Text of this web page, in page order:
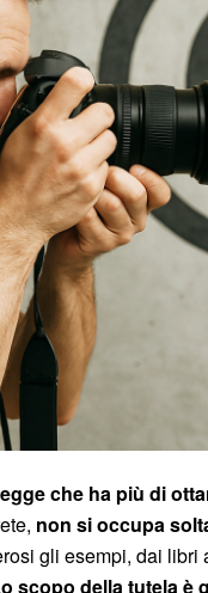
che ha più di
non si occupa
gli esempi, dai
scopo della tutela è